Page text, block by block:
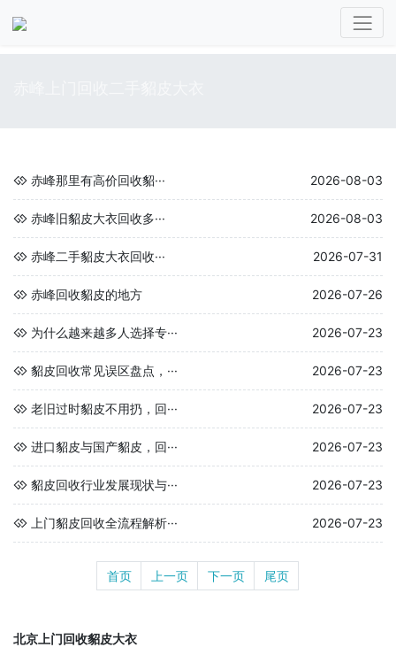
赤峰那里有高价回收貂··· 2026-08-03
赤峰旧貂皮大衣回收多··· 2026-08-03
赤峰二手貂皮大衣回收··· 2026-07-31
赤峰回收貂皮的地方 2026-07-26
为什么越来越多人选择专··· 2026-07-23
貂皮回收常见误区盘点，··· 2026-07-23
老旧过时貂皮不用扔，回··· 2026-07-23
进口貂皮与国产貂皮，回··· 2026-07-23
貂皮回收行业发展现状与··· 2026-07-23
上门貂皮回收全流程解析··· 2026-07-23
首页 上一页 下一页 尾页
北京上门回收貂皮大衣